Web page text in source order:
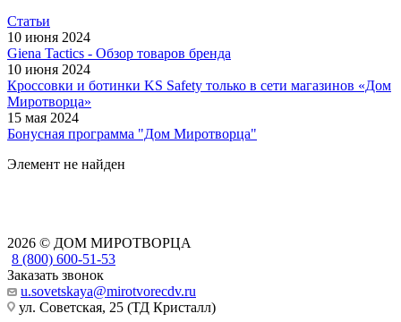
Статьи
10 июня 2024
Giena Tactics - Обзор товаров бренда
10 июня 2024
Кроссовки и ботинки KS Safety только в сети магазинов «Дом
Миротворца»
15 мая 2024
Бонусная программа "Дом Миротворца"
Элемент не найден
2026 © ДОМ МИРОТВОРЦА
8 (800) 600-51-53
Заказать звонок
u.sovetskaya@mirotvorecdv.ru
ул. Советская, 25 (ТД Кристалл)